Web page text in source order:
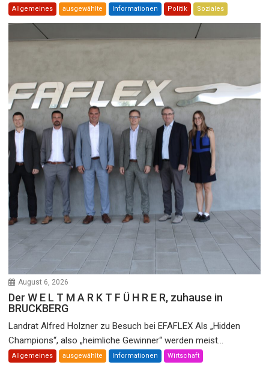
Allgemeines ausgewählte Informationen Politik Soziales
August 6, 2026
Der W E L T M A R K T F Ü H R E R, zuhause in
BRUCKBERG
Landrat Alfred Holzner zu Besuch bei EFAFLEX Als „Hidden
Champions“, also „heimliche Gewinner“ werden meist...
Allgemeines ausgewählte Informationen Wirtschaft